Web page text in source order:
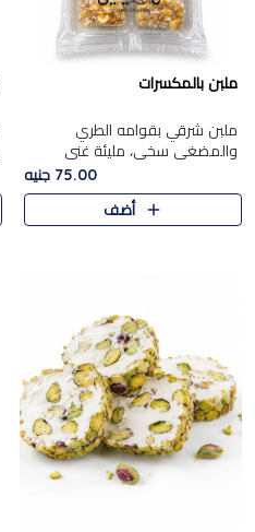
ملبن بالمكسرات
ملبن شرقي بقوامه الطري
والمضغي سخي، مليئة غني
بتشكيلة فاخرة من المكسرات
مشكلة المختارة التي تقدم تضيف
قرمشة مميزة مرضية ونكهة
75.00 جنيه
أضف